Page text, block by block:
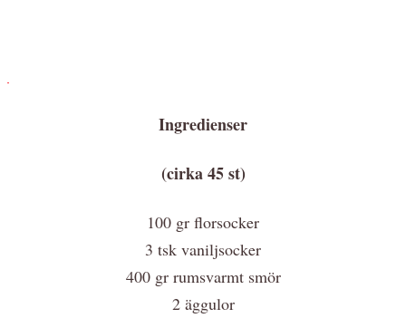
Ingredienser
(cirka 45 st)
100 gr florsocker
3 tsk vaniljsocker
400 gr rumsvarmt smör
2 äggulor